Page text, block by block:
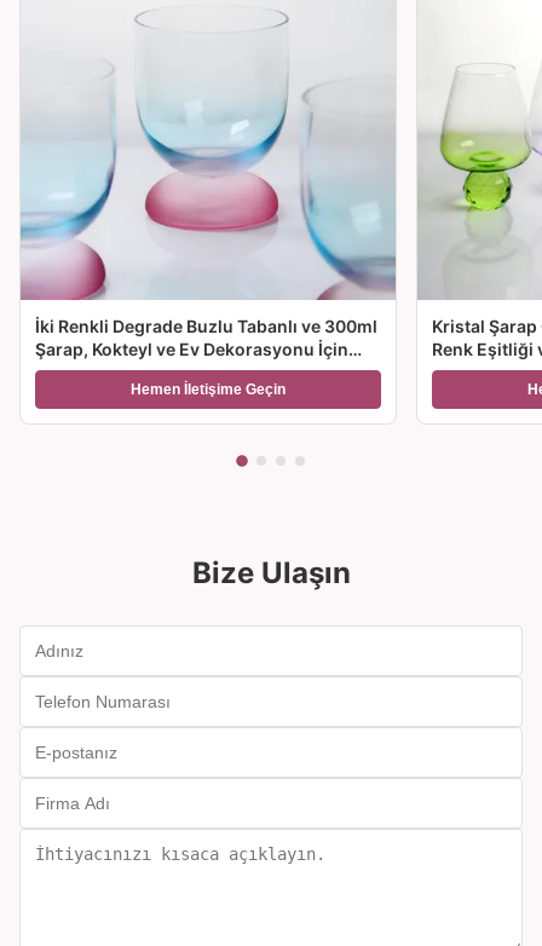
İki Renkli Degrade Buzlu Tabanlı ve 300ml
Şarap, Kokteyl ve Ev Dekorasyonu İçin
Üfleme Kristal Şarap Kadehi
Hemen İletişime Geçin
Kristal Şarap
Renk Eşitliği
Hediye için
Bize Ulaşın